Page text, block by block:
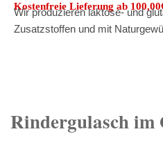
Kostenfreie Lieferung ab
Wir produzieren laktose- und
Zusatzstoffen und mit
Rindergulasch im